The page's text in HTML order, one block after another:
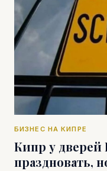
БИЗНЕС НА КИПРЕ
Кипр у дверей
праздновать,